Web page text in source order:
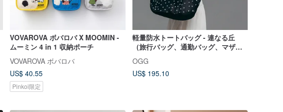
VOVAROVA ボバロバ X MOOMIN -
ムーミン 4 in 1 収納ポーチ
VOVAROVA ボバロバ
US$ 40.55
Pinkoi限定
軽量防水トートバッグ - 連なる丘
（旅行バッグ、通勤バッグ、マザー
ズバッグ）
OGG
US$ 195.10